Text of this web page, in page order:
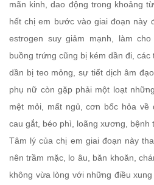
mãn kinh, dao động trong khoảng
hết chị em bước vào giai đoạn này
estrogen suy giảm mạnh, làm
buồng trứng cũng bị kém dần đi,
dần bị teo mỏng, sự tiết dịch âm
phụ nữ còn gặp phải một loạt
mệt mỏi, mất ngủ, cơn bốc hỏa
cau gắt, béo phì, loãng xương, bệnh
Tâm lý của chị em giai đoạn này
nên trầm mặc, lo âu, băn khoăn,
không vừa lòng với những điều